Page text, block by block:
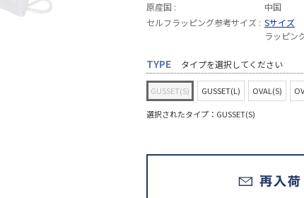
原産国 :
中国
セルフラッピング参考サイズ : Sサイズ
ラッピン
TYPE タイプを選択してください
GUSSET(S) GUSSET(L) OVAL(S)
選択されたタイプ：GUSSET(S)